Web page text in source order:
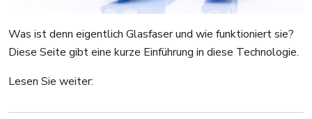
Was ist denn eigentlich Glasfaser und wie funktioniert sie?
Diese Seite gibt eine kurze Einführung in diese Technologie.
Lesen Sie weiter: